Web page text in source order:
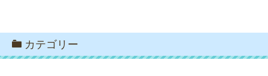
カテゴリー